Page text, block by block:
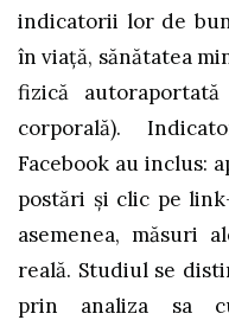
indicatorii lor de
în viață, sănătatea
fizică
corporală).
Facebook au inclus:
postări și clic pe
asemenea, măsuri
reală. Studiul se
prin analiza sa